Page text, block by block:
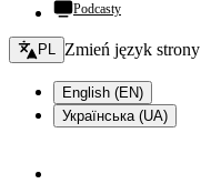
Podcasty
Zmień język - bieżący:
PL Zmień język strony
English (EN)
Українська (UA)